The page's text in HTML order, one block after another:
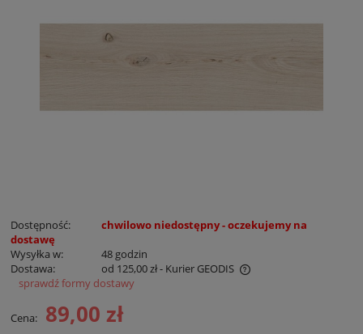
Dostępność:
chwilowo niedostępny - oczekujemy na
dostawę
Wysyłka w:
48 godzin
Dostawa:
od 125,00 zł- Kurier GEODIS
Cena nie zawiera ewentualnych kosztów płatności
sprawdź formy dostawy
Cena: 89,00 zł